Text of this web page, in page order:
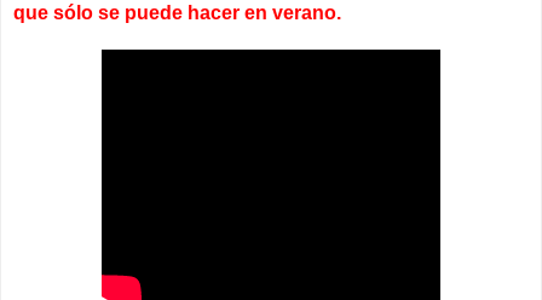
que sólo se puede hacer en verano.